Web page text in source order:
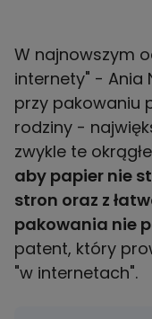
W najnowszym
internety" - Ania
przy pakowaniu
rodziny -
zwykle te
aby papier nie
stron oraz z
pakowania nie
patent, który
"w internetach".